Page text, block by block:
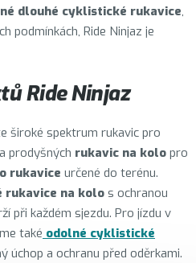
dlouhé cyklistické rukavice,
podmínkách, Ride Ninjaz je
Ride Ninjaz
široké spektrum rukavic pro
prodyšných rukavic na kolo pro
rukavice určené do terénu.
rukavice na kolo s ochranou
při každém sjezdu. Pro jízdu v
také odolné cyklistické
úchop a ochranu před oděrkami.